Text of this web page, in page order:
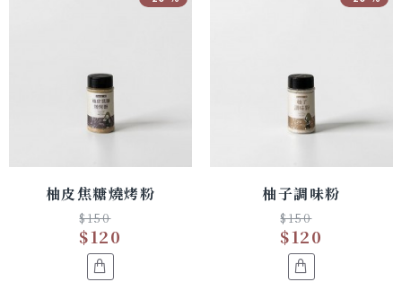
柚皮焦糖燒烤粉
$120
$150
柚子調味粉
$120
$150